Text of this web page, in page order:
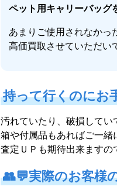
ペット用キャリーバッグ
あまりご使用されなかっ
高価買取させていただい
持って行くのにお
汚れていたり、破損してい
箱や付属品もあればご一緒
査定ＵＰも期待出来ます
👥💬実際のお客様